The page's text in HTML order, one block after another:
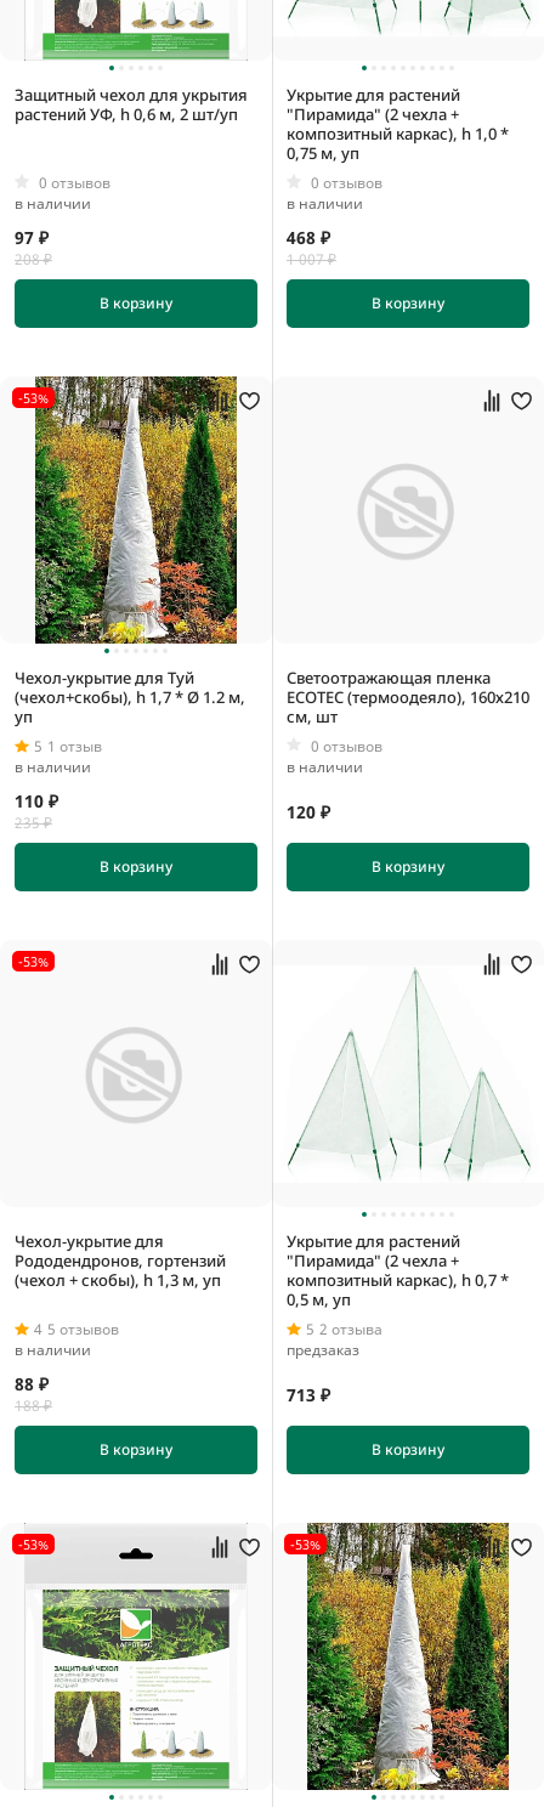
0,0009 м3
0,00336 м3
0,06144 м3
1200 мм
1500 мм
1600 мм
1000 мм
1500 мм
Защитный чехол для укрытия
растений УФ, h 0,6 м, 2 шт/уп
0 отзывов
в наличии
97 ₽
208 ₽
В корзину
Укрытие для растений
"Пирамида" (2 чехла +
композитный каркас), h 1,0 *
0,75 м, уп
0 отзывов
в наличии
468 ₽
1 007 ₽
В корзину
-53%
Чехол-укрытие для Туй
(чехол+скобы), h 1,7 * Ø 1.2 м,
уп
5 1 отзыв
в наличии
110 ₽
235 ₽
В корзину
Светоотражающая пленка
ECOTEC (термоодеяло), 160х210
см, шт
0 отзывов
в наличии
120 ₽
В корзину
-53%
Чехол-укрытие для
Рододендронов, гортензий
(чехол + скобы), h 1,3 м, уп
4 5 отзывов
в наличии
88 ₽
188 ₽
В корзину
Укрытие для растений
"Пирамида" (2 чехла +
композитный каркас), h 0,7 *
0,5 м, уп
5 2 отзыва
предзаказ
713 ₽
В корзину
-53% -53%